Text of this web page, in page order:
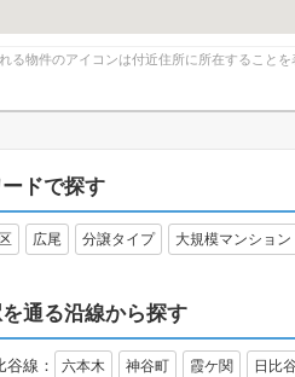
る物件のアイコンは付近住所に所在すること
ドで探す
広尾 分譲タイプ 大規模マンション
通る沿線から探す
線： 六本木 神谷町 霞ケ関 日比